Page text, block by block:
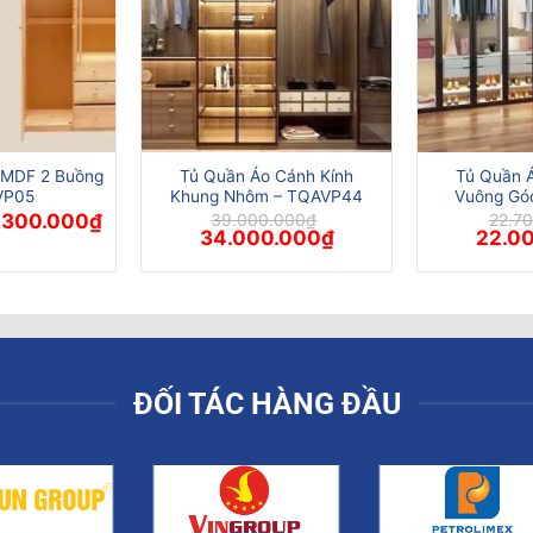
2 Buồng
₫Giá
là:
Tủ Quần Áo Cánh Kính
Khung Nhôm – TQAVP44
39.000.000₫
Giá
gốc
là:
34.000.000₫Giá
hiện
tại
Tủ Quần
Vuông
Giá
gốc
là:
ĐỐI TÁC HÀNG ĐẦU